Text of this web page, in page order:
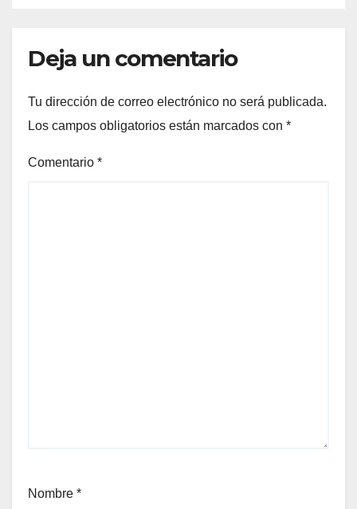
Deja un comentario
Tu dirección de correo electrónico no será publicada.
Los campos obligatorios están marcados con *
Comentario *
Nombre *